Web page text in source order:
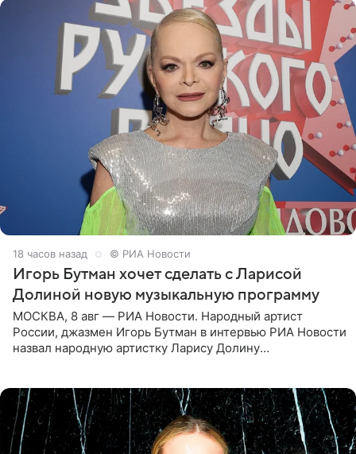
18 часов назад © РИА Новости
Игорь Бутман хочет сделать с Ларисой
Долиной новую музыкальную программу
МОСКВА, 8 авг — РИА Новости. Народный артист
России, джазмен Игорь Бутман в интервью РИА Новости
назвал народную артистку Ларису Долину